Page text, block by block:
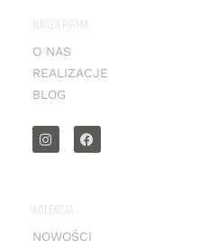
NASZA FIRMA
O NAS
REALIZACJE
BLOG
KOLEKCJA
NOWOŚCI